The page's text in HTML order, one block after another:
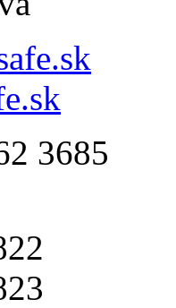
3685